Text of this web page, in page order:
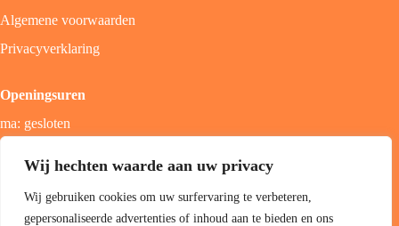
Wij hechten waarde aan uw privacy
Wij gebruiken cookies om uw surfervaring te verbeteren,
gepersonaliseerde advertenties of inhoud aan te bieden en ons
Algemene voorwaarden
Privacyverklaring
Openingsuren
ma: gesloten
zon; gesloten